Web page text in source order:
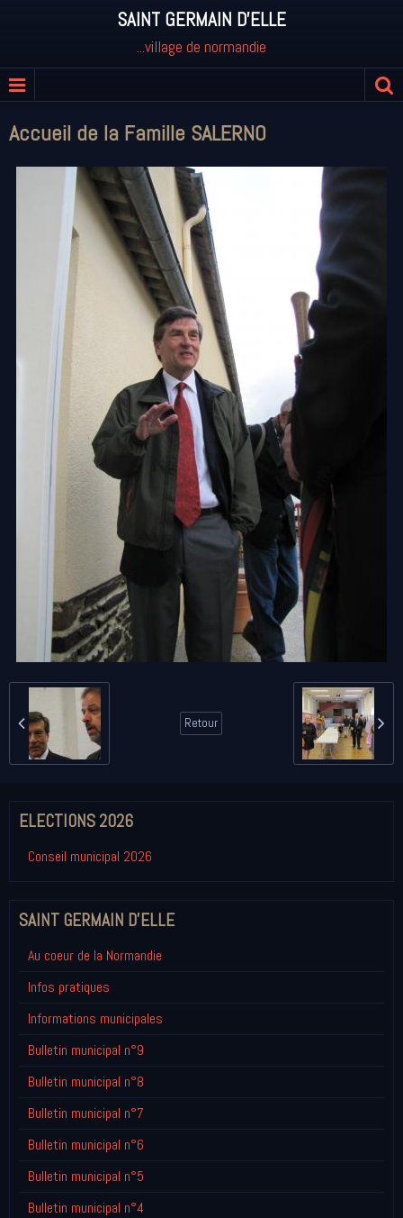
SAINT GERMAIN D'ELLE
...village de normandie
Accueil de la Famille SALERNO
Retour
ELECTIONS 2026
Conseil municipal 2026
SAINT GERMAIN D'ELLE
Au coeur de la Normandie
Infos pratiques
Informations municipales
Bulletin municipal n°9
Bulletin municipal n°8
Bulletin municipal n°7
Bulletin municipal n°6
Bulletin municipal n°5
Bulletin municipal n°4